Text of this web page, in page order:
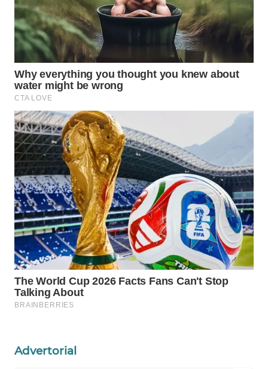
Advertorial
WAHANA
TANI
WAHANA
ADVOKAT
WAHANA
WAHANA
KONSUMEN
WAHANA
LISTRIK
WAHANA
TRAVEL
WAHANA
TV